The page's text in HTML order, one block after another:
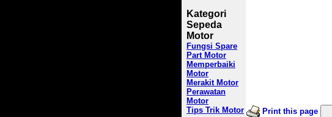
Kategori
Sepeda
Motor
Fungsi Spare
Part Motor
Memperbaiki
Motor
Merakit Motor
Perawatan
Motor
Tips Trik Motor
Print this page